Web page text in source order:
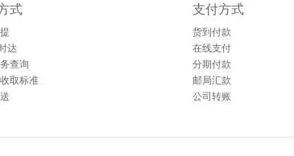
式
达
查询
取标准
支付方式
货到付款
在线支付
分期付款
邮局汇款
公司转账